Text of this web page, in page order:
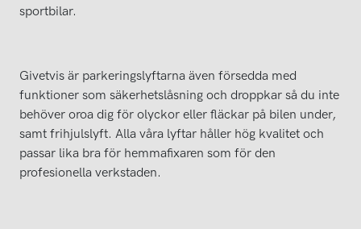
sportbilar.
Givetvis är parkeringslyftarna även försedda med
funktioner som säkerhetslåsning och droppkar så du inte
behöver oroa dig för olyckor eller fläckar på bilen under,
samt frihjulslyft. Alla våra lyftar håller hög kvalitet och
passar lika bra för hemmafixaren som för den
profesionella verkstaden.